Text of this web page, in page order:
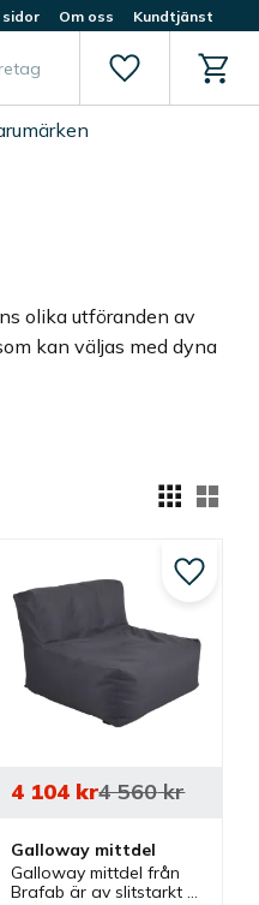
sidor Om oss Kundtjänst
Favoriter
olika utföranden av
kan väljas med dyna
i favoriter
Galloway mittdel
Galloway mittdel från
Brafab är av slitstarkt
4 104 kr4 560kr
Lägg